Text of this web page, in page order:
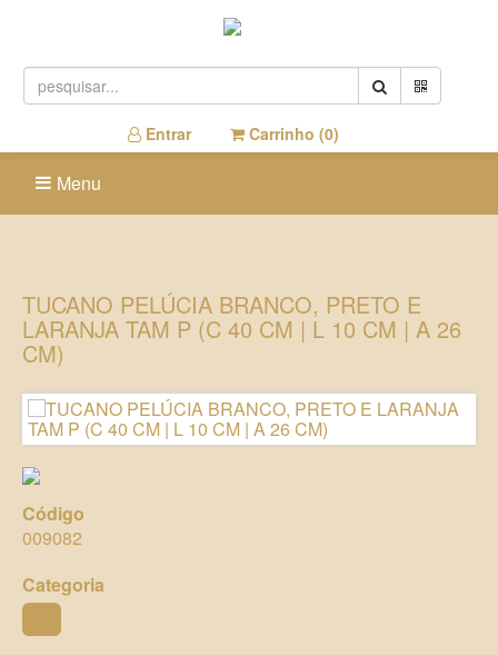
Entrar Carrinho (0)
Menu
TUCANO PELÚCIA BRANCO, PRETO E
LARANJA TAM P (C 40 CM | L 10 CM | A 26
CM)
Código
009082
Categoria